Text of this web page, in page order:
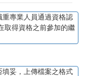
專業人員通過資格認
取得資格之前參加的繼
妥，上傳檔案之格式